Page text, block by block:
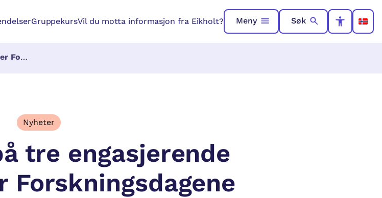
GruppekursVil du motta informasjon fra Eikholt? Meny Søk
Nyheter
tre engasjerende
Forskningsdagene